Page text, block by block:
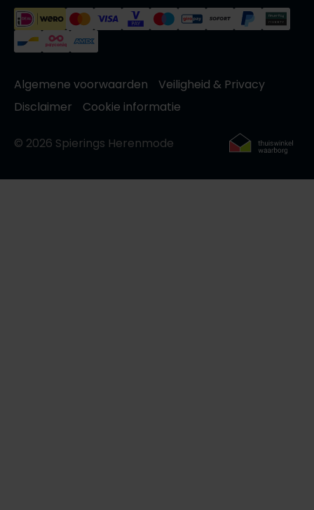
Tramarossa
Vanguard
Algemene voorwaarden
Veiligheid & Privacy
Disclaimer
Cookie informatie
© 2026 Spierings Herenmode